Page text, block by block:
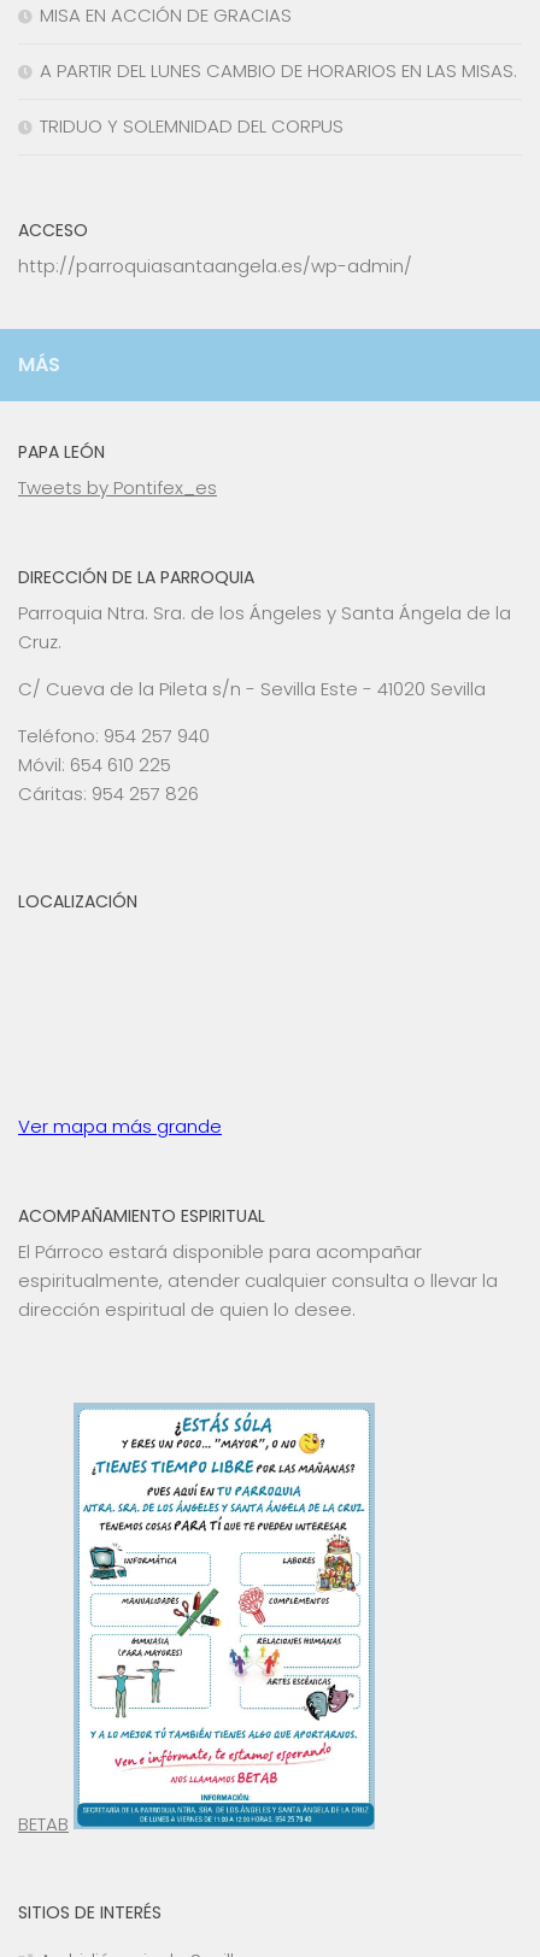
MISA EN ACCIÓN DE GRACIAS
A PARTIR DEL LUNES CAMBIO DE HORARIOS EN LAS MISAS.
TRIDUO Y SOLEMNIDAD DEL CORPUS
ACCESO
http://parroquiasantaangela.es/wp-admin/
MÁS
PAPA LEÓN
Tweets by Pontifex_es
DIRECCIÓN DE LA PARROQUIA
Parroquia Ntra. Sra. de los Ángeles y Santa Ángela de la
Cruz.
C/ Cueva de la Pileta s/n - Sevilla Este - 41020 Sevilla
Teléfono: 954 257 940
Móvil: 654 610 225
Cáritas: 954 257 826
LOCALIZACIÓN
Ver mapa más grande
ACOMPAÑAMIENTO ESPIRITUAL
El Párroco estará disponible para acompañar
espiritualmente, atender cualquier consulta o llevar la
dirección espiritual de quien lo desee.
BETAB
SITIOS DE INTERÉS